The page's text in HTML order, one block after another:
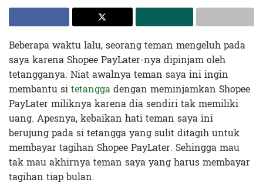
Beberapa waktu lalu, seorang teman mengeluh pada
saya karena Shopee PayLater-nya dipinjam oleh
tetangganya. Niat awalnya teman saya ini ingin
membantu sitetanggadengan meminjamkan Shopee
PayLater miliknya karena dia sendiri tak memiliki
uang. Apesnya, kebaikan hati teman saya ini
berujung pada si tetangga yang sulit ditagih untuk
membayar tagihan Shopee PayLater. Sehingga mau
tak mau akhirnya teman saya yang harus membayar
tagihan tiap bulan.